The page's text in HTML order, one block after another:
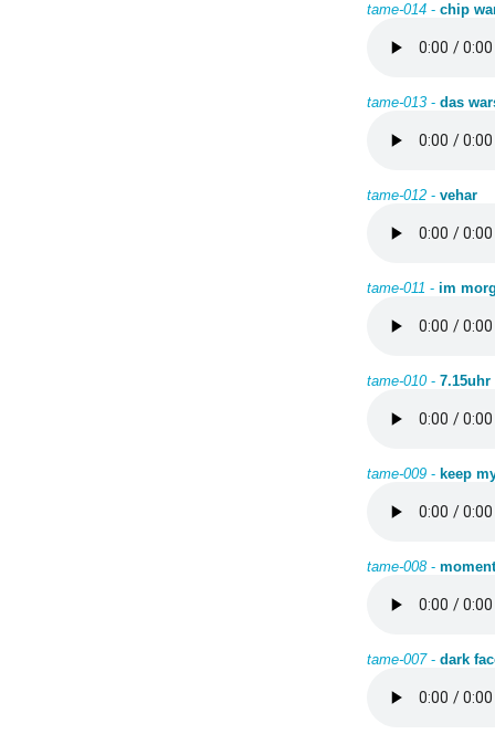
tame-014 - chip
tame-013 - das
tame-012 - vehar
tame-011 - im
tame-010- 7.15uhr
tame-009 - keep
tame-008-
tame-007- dark